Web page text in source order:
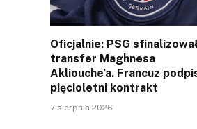
Oficjalnie: PSG
transfer Maghnesa
Akliouche’a. Francuz
pięcioletni kontrakt
7 sierpnia 2026